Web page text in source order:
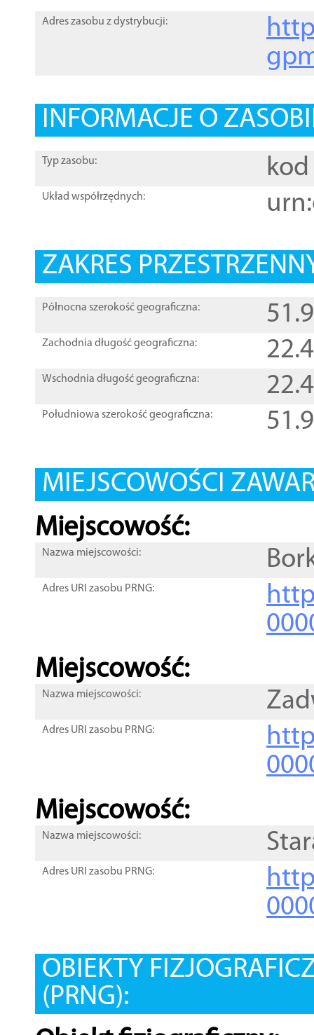
Adres zasobu z dystrybucji:
INFORMACJE O
Typ zasobu: kod
Układ współrzędnych:
ZAKRES
Północna szerokość geograficzna:
Zachodnia długość geograficzna:
Wschodnia długość geograficzna:
Południowa szerokość geograficzna:
MIEJSCOWOŚCI
Miejscowość:
Nazwa miejscowości:
Adres URI zasobu PRNG:
Miejscowość:
Nazwa miejscowości:
Adres URI zasobu PRNG:
Miejscowość:
Nazwa miejscowości:
Adres URI zasobu PRNG:
OBIEKTY
(PRNG):